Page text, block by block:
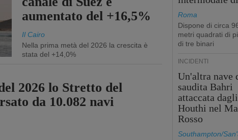
aumentato del +16,5%
Il Cairo
Nella prima metà del 2026 la crescita è
stata del +14,0%
2026 lo Stretto del
da 10.082 navi
Roma
Dispone di circa
metri quadrati di
di tre binari
INCIDENTI
Un'altra nave
saudita Bahri
attaccata dagli
Houthi nel
Rosso
Southampton/